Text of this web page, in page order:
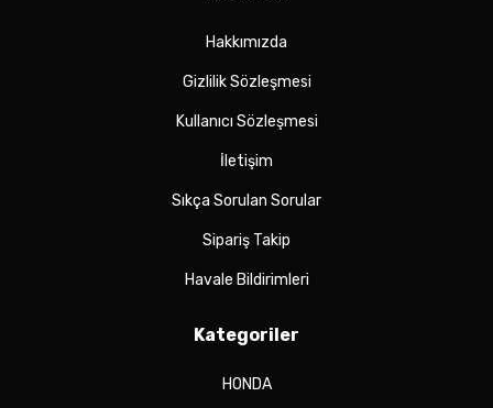
Hakkımızda
Gizlilik Sözleşmesi
Kullanıcı Sözleşmesi
İletişim
Sıkça Sorulan Sorular
Sipariş Takip
Havale Bildirimleri
Kategoriler
HONDA